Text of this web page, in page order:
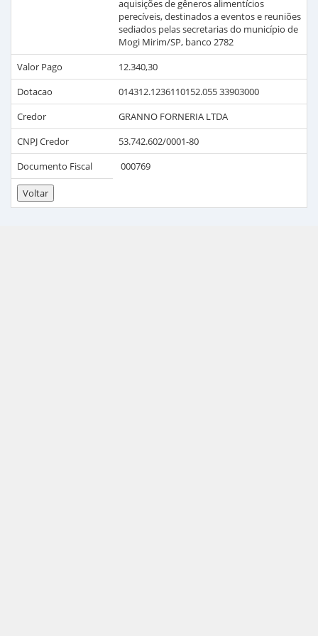
aquisições de gêneros alimentícios
perecíveis, destinados a eventos e reuniões
sediados pelas secretarias do município de
Mogi Mirim/SP, banco 2782
Valor Pago
12.340,30
Dotacao
014312.1236110152.055 33903000
Credor
GRANNO FORNERIA LTDA
CNPJ Credor
53.742.602/0001-80
Documento Fiscal
000769